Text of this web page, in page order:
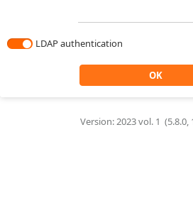
LDAP authentication
Version:2023 vol. 1 (5.8.0,